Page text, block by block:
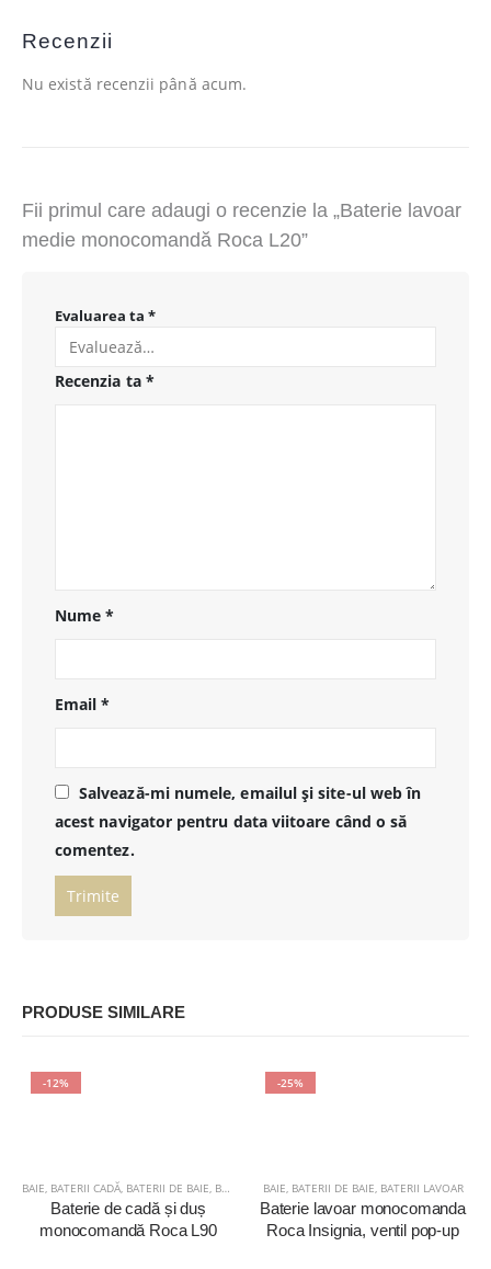
Recenzii
Nu există recenzii până acum.
Fii primul care adaugi o recenzie la „Baterie lavoar
medie monocomandă Roca L20”
Evaluarea ta *
Recenzia ta *
Nume*
Email*
Salvează-mi numele, emailul și site-ul web în
acest navigator pentru data viitoare când o să
comentez.
PRODUSE SIMILARE
-12%
BAIE, BATERII CADĂ, BATERII DE BAIE, BATERII DUȘ
Baterie de cadă și duș
monocomandă Roca L90
-25%
BAIE, BATERII DE BAIE, BATERII LAVOAR
Baterie lavoar monocomanda
Roca Insignia, ventil pop-up